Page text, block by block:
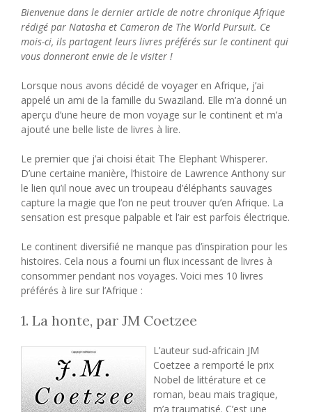
Bienvenue dans le dernier article de notre chronique Afrique
rédigé par Natasha et Cameron de The World Pursuit. Ce
mois-ci, ils partagent leurs livres préférés sur le continent qui
vous donneront envie de le visiter !
Lorsque nous avons décidé de voyager en Afrique, j’ai
appelé un ami de la famille du Swaziland. Elle m’a donné un
aperçu d’une heure de mon voyage sur le continent et m’a
ajouté une belle liste de livres à lire.
Le premier que j’ai choisi était The Elephant Whisperer.
D’une certaine manière, l’histoire de Lawrence Anthony sur
le lien qu’il noue avec un troupeau d’éléphants sauvages
capture la magie que l’on ne peut trouver qu’en Afrique. La
sensation est presque palpable et l’air est parfois électrique.
Le continent diversifié ne manque pas d’inspiration pour les
histoires. Cela nous a fourni un flux incessant de livres à
consommer pendant nos voyages. Voici mes 10 livres
préférés à lire sur l’Afrique :
1. La honte, par JM Coetzee
L’auteur sud-africain JM
Coetzee a remporté le prix
Nobel de littérature et ce
roman, beau mais tragique,
m’a traumatisé. C’est une